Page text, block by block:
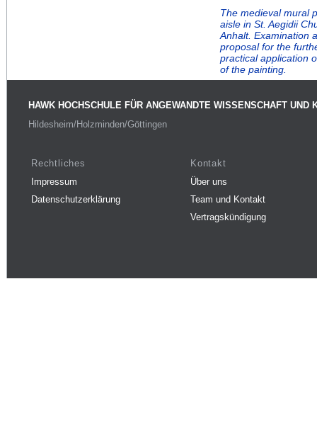
The medieval mural
aisle in St. Aegidii
Anhalt. Examination
proposal for the
practical application
of the painting.
HAWK HOCHSCHULE FÜR ANGEWANDTE WISSENSCHAFT UND
Hildesheim/Holzminden/Göttingen
Rechtliches
Impressum
Datenschutzerklärung
Kontakt
Über uns
Team und Kontakt
Vertragskündigung